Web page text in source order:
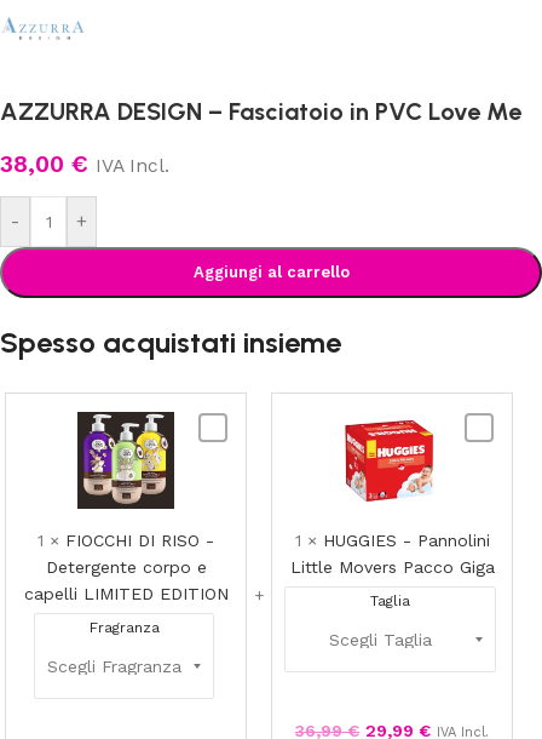
AZZURRA DESIGN – Fasciatoio in PVC Love Me
38,00 € IVA Incl.
- +
Aggiungi al carrello
Spesso acquistati insieme
e
capelli
EDITION
1 × FIOCCHI DI RISO -
Detergente corpo e
capelli LIMITED EDITION
Fragranza
Movers
Pacco
Giga
1 × HUGGIES - Pannolini
Little Movers Pacco Giga
Taglia
36,99€ 29,99 € IVA Incl.